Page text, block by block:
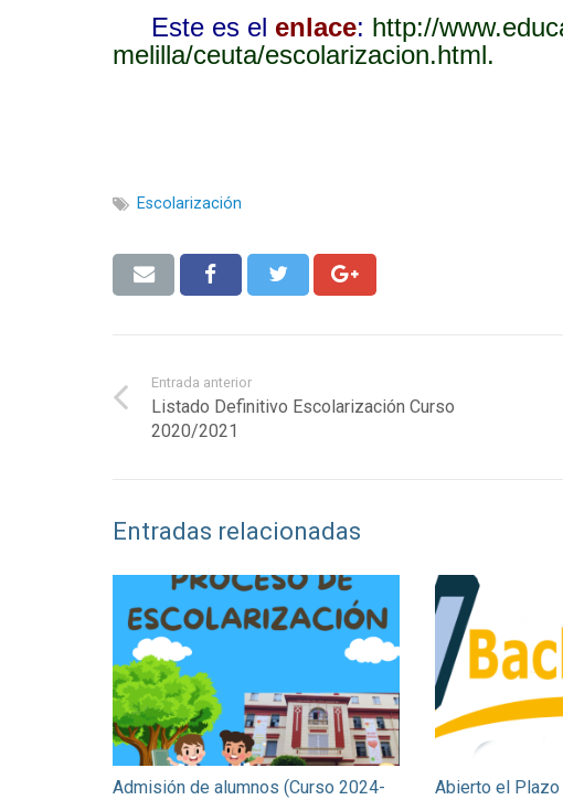
Este es el enlace: http://
melilla/ceuta/escolarizacion.html.
Escolarización
Entrada anterior
Listado Definitivo Escolarización Curso
2020/2021
Entradas relacionadas
Admisión de alumnos (Curso 2024-
Abierto el